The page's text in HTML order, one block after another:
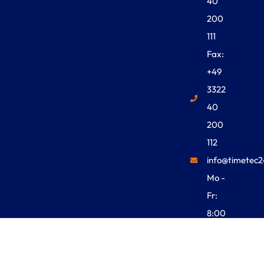
200
111
Fax:
+49
3322
40
200
112
Mo -
Fr:
8:00